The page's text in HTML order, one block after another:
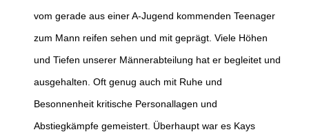
vom gerade aus einer A-Jugend kommenden Teenager
zum Mann reifen sehen und mit geprägt. Viele Höhen
und Tiefen unserer Männerabteilung hat er begleitet und
ausgehalten. Oft genug auch mit Ruhe und
Besonnenheit kritische Personallagen und
Abstiegkämpfe gemeistert. Überhaupt war es Kays